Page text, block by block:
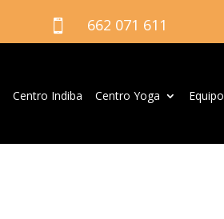
 662 071 611
Centro Indiba Centro Yoga Equipo